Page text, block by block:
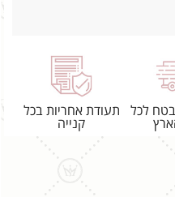
לכל
תעודת אחריות בכל
קנייה